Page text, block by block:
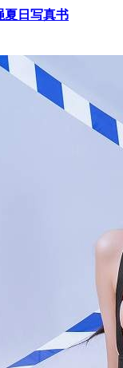
夏日写真书